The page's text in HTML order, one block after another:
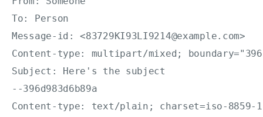
To: Person
Message-id: <83729KI93LI9214@example.com>
Content-type: multipart/mixed;
Subject: Here's the subject
--396d983d6b89a
Content-type: text/plain; charset=iso-8859-